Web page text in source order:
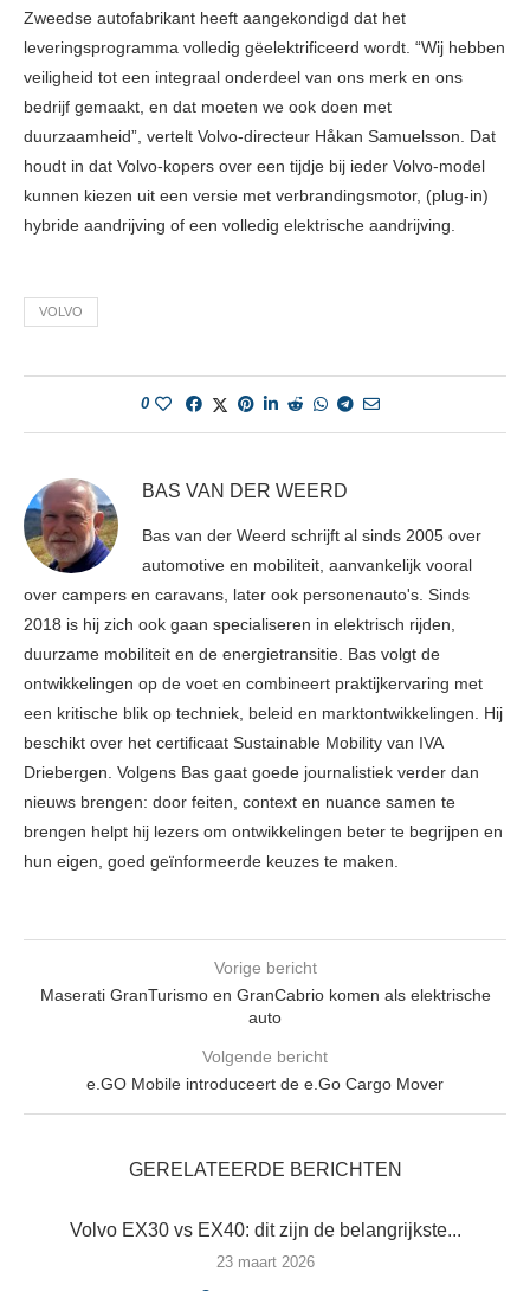
Zweedse autofabrikant heeft aangekondigd dat het
leveringsprogramma volledig gëelektrificeerd wordt. “Wij hebben
veiligheid tot een integraal onderdeel van ons merk en ons
bedrijf gemaakt, en dat moeten we ook doen met
duurzaamheid”, vertelt Volvo-directeur Håkan Samuelsson. Dat
houdt in dat Volvo-kopers over een tijdje bij ieder Volvo-model
kunnen kiezen uit een versie met verbrandingsmotor, (plug-in)
hybride aandrijving of een volledig elektrische aandrijving.
VOLVO
0
BAS VAN DER WEERD
Bas van der Weerd schrijft al sinds 2005 over
automotive en mobiliteit, aanvankelijk vooral
over campers en caravans, later ook personenauto's. Sinds
2018 is hij zich ook gaan specialiseren in elektrisch rijden,
duurzame mobiliteit en de energietransitie. Bas volgt de
ontwikkelingen op de voet en combineert praktijkervaring met
een kritische blik op techniek, beleid en marktontwikkelingen. Hij
beschikt over het certificaat Sustainable Mobility van IVA
Driebergen. Volgens Bas gaat goede journalistiek verder dan
nieuws brengen: door feiten, context en nuance samen te
brengen helpt hij lezers om ontwikkelingen beter te begrijpen en
hun eigen, goed geïnformeerde keuzes te maken.
Vorige bericht
Maserati GranTurismo en GranCabrio komen als elektrische
auto
Volgende bericht
e.GO Mobile introduceert de e.Go Cargo Mover
GERELATEERDE BERICHTEN
Volvo EX30 vs EX40: dit zijn de belangrijkste...
23 maart 2026